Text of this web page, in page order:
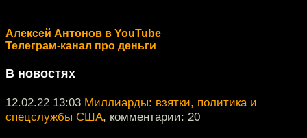
Алексей Антонов в YouTube
Телеграм-канал про деньги
В новостях
12.02.22 13:03 Миллиарды: взятки, политика и
спецслужбы США, комментарии: 20